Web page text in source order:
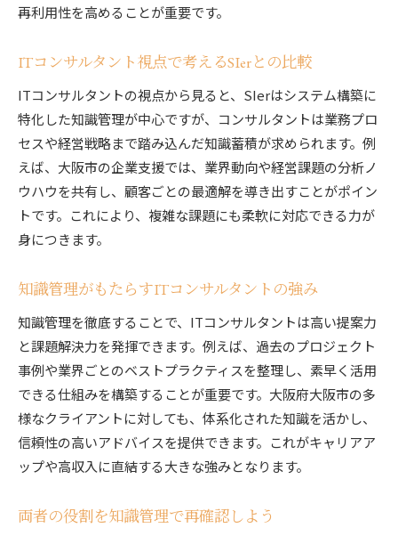
再利用性を高めることが重要です。
ITコンサルタント視点で考えるSIerとの比較
ITコンサルタントの視点から見ると、SIerはシステム構築に
特化した知識管理が中心ですが、コンサルタントは業務プロ
セスや経営戦略まで踏み込んだ知識蓄積が求められます。例
えば、大阪市の企業支援では、業界動向や経営課題の分析ノ
ウハウを共有し、顧客ごとの最適解を導き出すことがポイン
トです。これにより、複雑な課題にも柔軟に対応できる力が
身につきます。
知識管理がもたらすITコンサルタントの強み
知識管理を徹底することで、ITコンサルタントは高い提案力
と課題解決力を発揮できます。例えば、過去のプロジェクト
事例や業界ごとのベストプラクティスを整理し、素早く活用
できる仕組みを構築することが重要です。大阪府大阪市の多
様なクライアントに対しても、体系化された知識を活かし、
信頼性の高いアドバイスを提供できます。これがキャリアア
ップや高収入に直結する大きな強みとなります。
両者の役割を知識管理で再確認しよう